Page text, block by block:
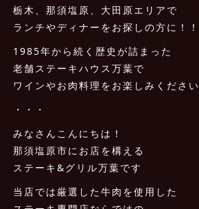
栃木、那須塩原、大田原エリアで
ランチやディナーをお探しの方に！！
1985年から続く歴史が詰まった
老舗ステーキハウス万葉で
ワインやお肉料理をお楽しみください
・・・
みなさんこんにちは！
那須塩原市にお店を構える
ステーキ&グリル万葉です
当店では厳選した牛肉を使用した